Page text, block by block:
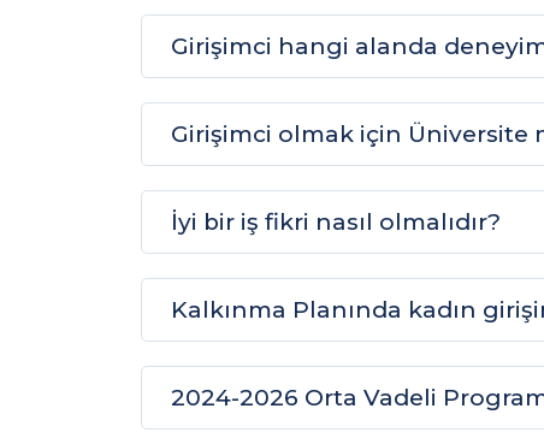
Girişimci hangi alanda
Girişimci olmak için
İyi bir iş fikri nasıl olmalıdır?
Kalkınma Planında kadın
2024-2026 Orta Vadeli